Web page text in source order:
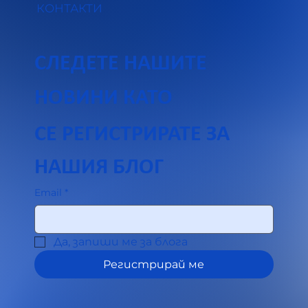
СЛЕДЕТЕ НАШИТЕ
НОВИНИ КАТО
СЕ РЕГИСТРИРАТЕ ЗА
НАШИЯ БЛОГ
Email *
Да, запиши ме за блога
Регистрирай ме
КОНТАКТИ